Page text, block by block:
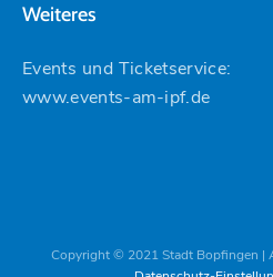
Weiteres
Events und Ticketservice:
www.events-am-ipf.de
Copyright © 2021 Stadt Bopfingen |